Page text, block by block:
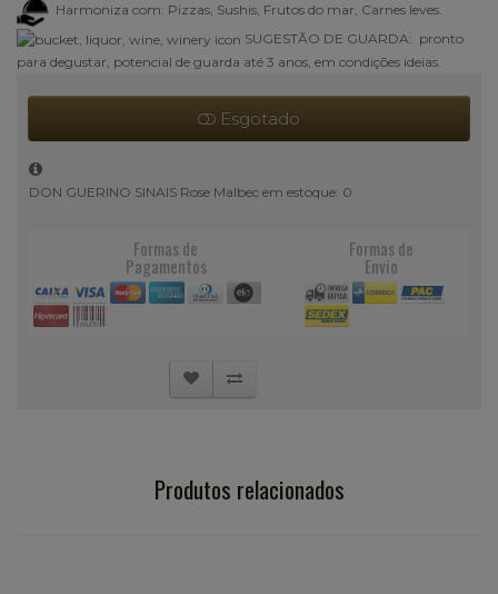
Harmoniza com: Pizzas, Sushis, Frutos do mar, Carnes leves.
SUGESTÃO DE GUARDA: pronto
para degustar, potencial de guarda até 3 anos, em condições ideias.
Esgotado
DON GUERINO SINAIS Rose Malbec em estoque: 0
Formas de
Pagamentos
Formas de
Envio
Produtos relacionados